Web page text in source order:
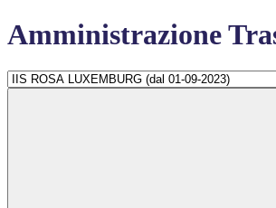
Amministrazione